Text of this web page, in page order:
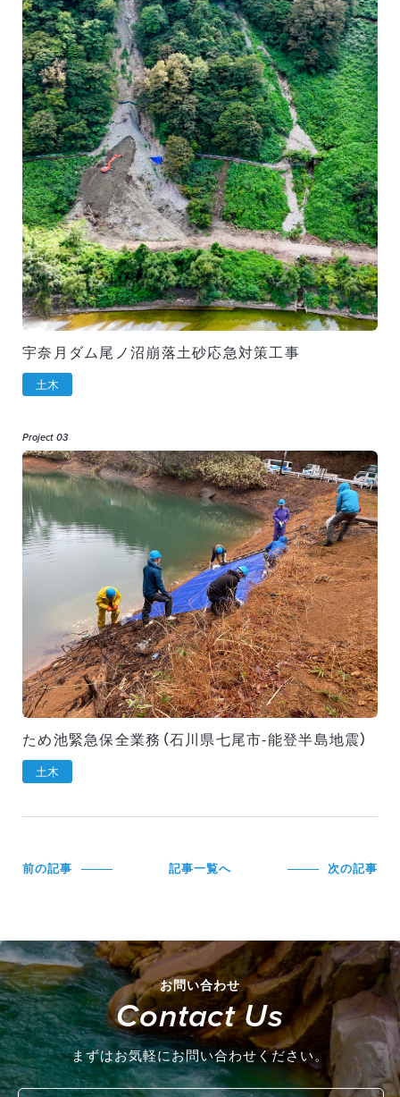
宇奈月ダム尾ノ沼崩落土砂応急対策工事
土木
Project 03
ため池緊急保全業務（石川県七尾市-能登半島地震）
土木
前の記事 記事一覧へ 次の記事
お問い合わせ
Contact Us
まずはお気軽にお問い合わせください。